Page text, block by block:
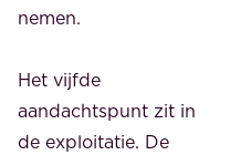
nemen.
Het vijfde
aandachtspunt zit in
de exploitatie. De